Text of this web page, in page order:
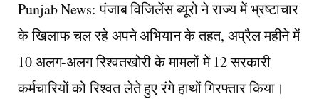
Punjab News: पंजाब विजिलेंस ब्यूरो ने राज्य में भ्रष्टाचार
के खिलाफ चल रहे अपने अभियान के तहत, अप्रैल महीने में
10 अलग-अलग रिश्वतखोरी के मामलों में 12 सरकारी
कर्मचारियों को रिश्वत लेते हुए रंगे हाथों गिरफ्तार किया।